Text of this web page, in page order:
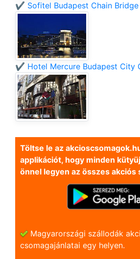
✔️ Sofitel Budapest Chain
✔️ Hotel Mercure Budapest City
Töltse le az
applikációt, hogy minden
önnel legyen az összes akciós
Magyarországi szállodák
csomagajánlatai egy helyen.